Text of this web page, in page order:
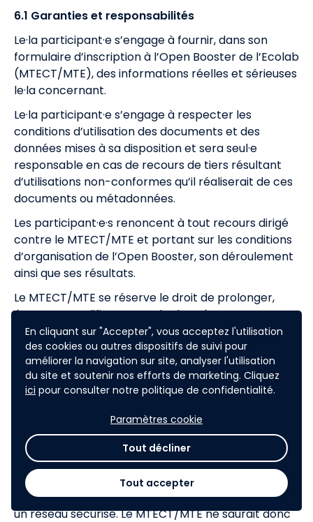
En cliquant sur "Accepter", vous acceptez l'utilisation
des cookies ou autres dispositifs de suivi pour
améliorer la navigation sur site, analyser l'utilisation
du site et soutenir nos efforts de marketing. Cliquez
ici pour consulter notre politique de confidentialité.
Paramètres cookie
Tout décliner
Tout accepter
6.1 Garanties et responsabilités
Le·la participant·e s’engage à fournir, dans son
formulaire d’inscription à l’Open Booster de l’Ecolab
(MTECT/MTE), des informations réelles et sérieuses
le·la concernant.
Le·la participant·e s’engage à respecter les
conditions d’utilisation des documents et des
données mises à sa disposition et sera seul·e
responsable en cas de recours de tiers résultant
d’utilisations non-conformes qu’il réaliserait de ces
documents ou métadonnées.
Les participant·e·s renoncent à tout recours dirigé
contre le MTECT/MTE et portant sur les conditions
d’organisation de l’Open Booster, son déroulement
ainsi que ses résultats.
Le MTECT/MTE se réserve le droit de prolonger,
écourter, modifier ou annuler le présent Open
Booster à tout moment en cas d’événement
qualifié de force majeure, tels que ceux reconnus
par la jurisprudence française, sans qu’il puisse être
prétendu à aucune indemnité par les
participant·e·s. Sa responsabilité ne saurait être
engagée du fait de ces modifications.
Le MTECT/MTE se réserve le droit d’exclure de la
participation au présent Open Booster toute
personne troublant son déroulement.
Il est expressément rappelé qu’Internet n’est pas
un réseau sécurisé. Le MTECT/MTE ne saurait donc